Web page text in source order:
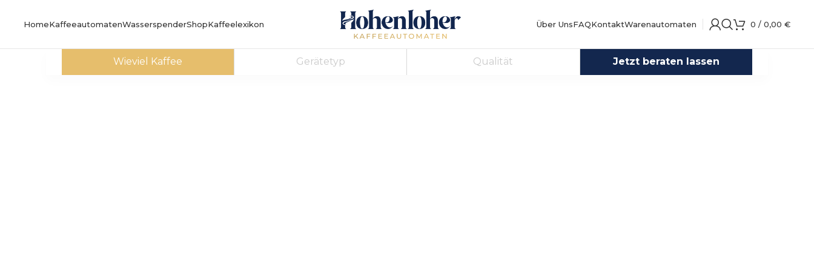
HomeKaffeeautomatenWasserspenderShopKaffeelexikon Über UnsFAQKontaktWarenautomaten 0/ 0,00€
Wieviel Kaffee Gerätetyp Qualität Jetzt beraten lassen